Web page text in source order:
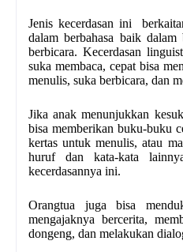
Jenis kecerdasan ini
dalam berbahasa baik
berbicara. Kecerdasan
suka membaca, cepat bisa
menulis, suka berbicara, dan
Jika anak menunjukkan
bisa memberikan buku-buku
kertas untuk menulis, atau
huruf dan kata-kata
kecerdasannya ini.
Orangtua juga bisa
mengajaknya bercerita,
dongeng, dan melakukan